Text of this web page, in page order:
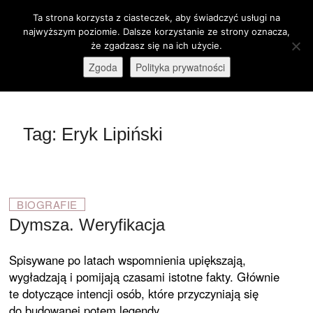
Otwórz pasek narzędzi
stare-kino.pl
ZAPRASZAMY
M
e
B
Tag: Eryk Lipiński
BIOGRAFIE
Dymsza. Weryfikacja
Spisywane po latach wspomnienia upiększają,
wygładzają i pomijają czasami istotne fakty. Głównie
te dotyczące intencji osób, które przyczyniają się
Ta strona korzysta z ciasteczek, aby świadczyć usługi na
najwyższym poziomie. Dalsze korzystanie ze strony oznacza,
że zgadzasz się na ich użycie.
Zgoda Polityka prywatności